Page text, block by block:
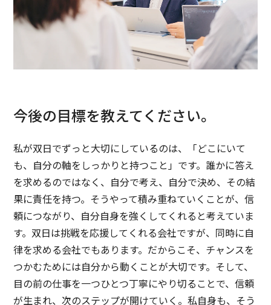
今後の目標を教えてください。
私が双日でずっと大切にしているのは、「どこにいて
も、自分の軸をしっかりと持つこと」です。誰かに答え
を求めるのではなく、自分で考え、自分で決め、その結
果に責任を持つ。そうやって積み重ねていくことが、信
頼につながり、自分自身を強くしてくれると考えていま
す。双日は挑戦を応援してくれる会社ですが、同時に自
律を求める会社でもあります。だからこそ、チャンスを
つかむためには自分から動くことが大切です。そして、
目の前の仕事を一つひとつ丁寧にやり切ることで、信頼
が生まれ、次のステップが開けていく。私自身も、そう